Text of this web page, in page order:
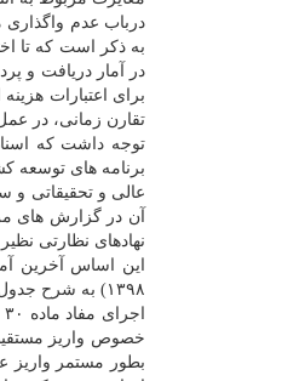
برای اعتبارات
تقارن زمانی، در
برنامه های توسعه کشور (مصوب سال ۱۳۹۵)، تا دو هفته پیش از
عالی و تحقیقاتی و
آن در گزارش های
نهادهای نظارتی
۱۳۹۸) به شرح جدول ذیل ارائه می گردد:
بطور مستمر واریز